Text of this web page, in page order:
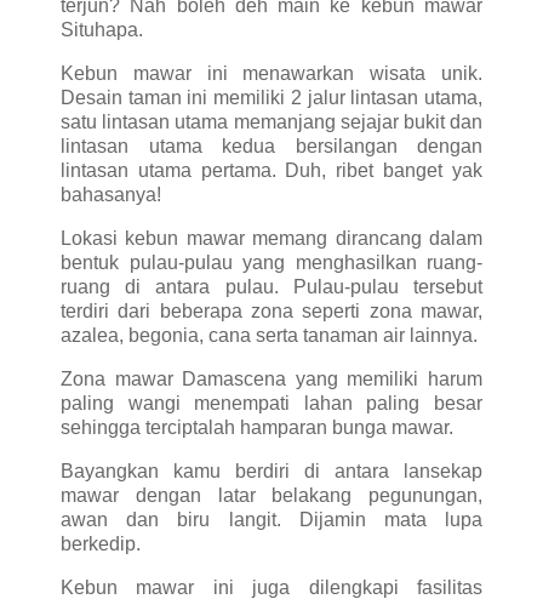
terjun? Nah boleh deh main ke kebun mawar
Situhapa.
Kebun mawar ini menawarkan wisata unik.
Desain taman ini memiliki 2 jalur lintasan utama,
satu lintasan utama memanjang sejajar bukit dan
lintasan utama kedua bersilangan dengan
lintasan utama pertama. Duh, ribet banget yak
bahasanya!
Lokasi kebun mawar memang dirancang dalam
bentuk pulau-pulau yang menghasilkan ruang-
ruang di antara pulau. Pulau-pulau tersebut
terdiri dari beberapa zona seperti zona mawar,
azalea, begonia, cana serta tanaman air lainnya.
Zona mawar Damascena yang memiliki harum
paling wangi menempati lahan paling besar
sehingga terciptalah hamparan bunga mawar.
Bayangkan kamu berdiri di antara lansekap
mawar dengan latar belakang pegunungan,
awan dan biru langit. Dijamin mata lupa
berkedip.
Kebun mawar ini juga dilengkapi fasilitas